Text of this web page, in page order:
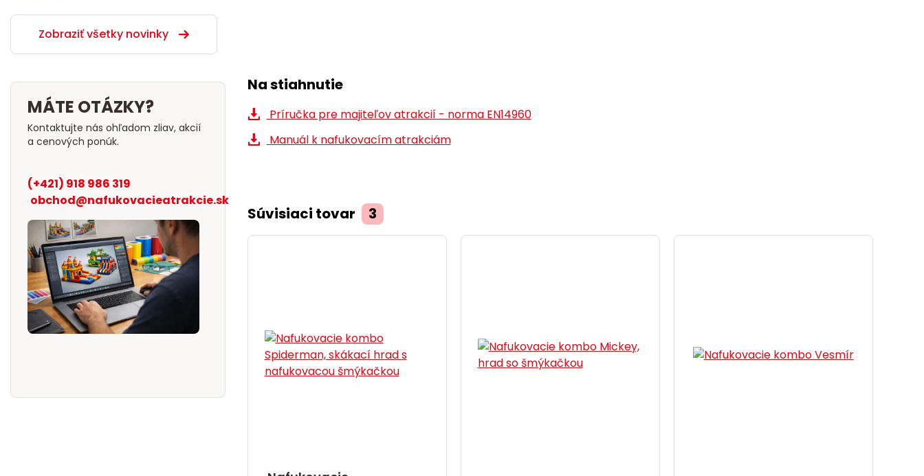
Zobraziť všetky novinky
MÁTE OTÁZKY?
Kontaktujte nás ohľadom zliav, akcií
a cenových ponúk.
(+421) 918 986 319
obchod@nafukovacieatrakcie.sk
Na stiahnutie
Príručka pre majiteľov atrakcií - norma EN14960
Manuál k nafukovacím atrakciám
Súvisiaci tovar 3